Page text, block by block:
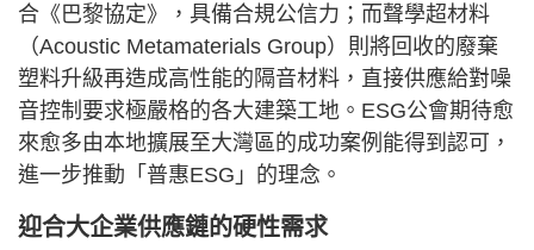
合《巴黎協定》，具備合規公信力；而聲學超材料
（Acoustic Metamaterials Group）則將回收的廢棄
塑料升級再造成高性能的隔音材料，直接供應給對噪
音控制要求極嚴格的各大建築工地。ESG公會期待愈
來愈多由本地擴展至大灣區的成功案例能得到認可，
進一步推動「普惠ESG」的理念。
迎合大企業供應鏈的硬性需求